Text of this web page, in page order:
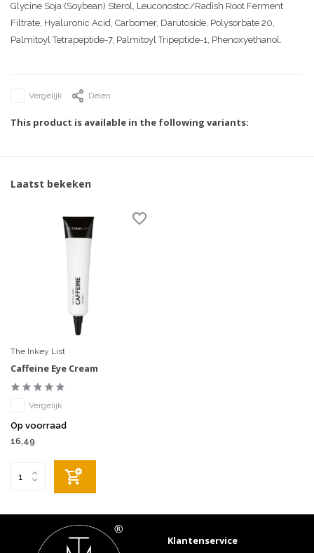
Glycine Soja (Soybean) Sterol, Leuconostoc/Radish Root Ferment
Filtrate, Hyaluronic Acid, Carbomer, Darutoside, Polysorbate 20,
Palmitoyl Tetrapeptide-7, Palmitoyl Tripeptide-1, Phenoxyethanol.
Vergelijk Delen
This product is available in the following variants:
Laatst bekeken
The Inkey List
Caffeine Eye Cream
Vergelijk
Op voorraad
16,49
Klantenservice